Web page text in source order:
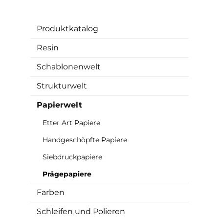
Produktkatalog
Resin
Schablonenwelt
Strukturwelt
Papierwelt
Etter Art Papiere
Handgeschöpfte Papiere
Siebdruckpapiere
Prägepapiere
Farben
Schleifen und Polieren